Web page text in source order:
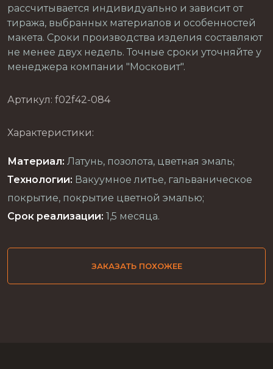
рассчитывается индивидуально и зависит от
тиража, выбранных материалов и особенностей
макета. Сроки производства изделия составляют
не менее двух недель. Точные сроки уточняйте у
менеджера компании "Московит".
Артикул: f02f42-084
Характеристики:
Материал: Латунь, позолота, цветная эмаль;
Технологии: Вакуумное литье, гальваническое
покрытие, покрытие цветной эмалью;
Срок реализации: 1,5 месяца.
ЗАКАЗАТЬ ПОХОЖЕЕ